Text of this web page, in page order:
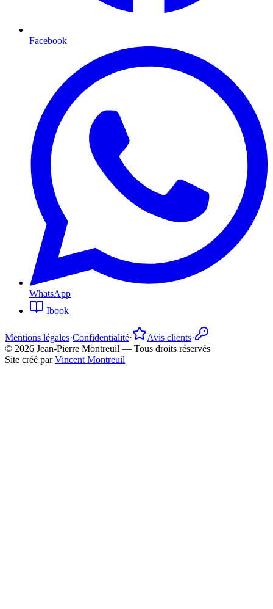
Facebook
WhatsApp
Ibook
Mentions légales·Confidentialité· Avis clients·
© 2026 Jean-Pierre Montreuil — Tous droits réservés
Site créé par Vincent Montreuil